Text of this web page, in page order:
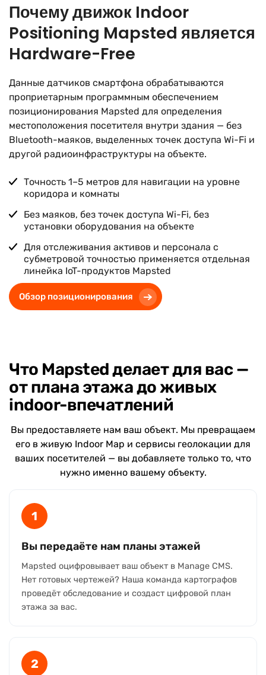
Почему движок Indoor
Positioning Mapsted является
Hardware-Free
Данные датчиков смартфона обрабатываются
проприетарным программным обеспечением
позиционирования Mapsted для определения
местоположения посетителя внутри здания — без
Bluetooth-маяков, выделенных точек доступа Wi-Fi и
другой радиоинфраструктуры на объекте.
Точность 1–5 метров для навигации на уровне
коридора и комнаты
Без маяков, без точек доступа Wi-Fi, без
установки оборудования на объекте
Для отслеживания активов и персонала с
субметровой точностью применяется отдельная
линейка IoT-продуктов Mapsted
Обзор позиционирования
Что Mapsted делает для вас —
от плана этажа до живых
indoor-впечатлений
Вы предоставляете нам ваш объект. Мы превращаем
его в живую Indoor Map и сервисы геолокации для
ваших посетителей — вы добавляете только то, что
нужно именно вашему объекту.
1
Вы передаёте нам планы этажей
Mapsted оцифровывает ваш объект в Manage CMS.
Нет готовых чертежей? Наша команда картографов
проведёт обследование и создаст цифровой план
этажа за вас.
2